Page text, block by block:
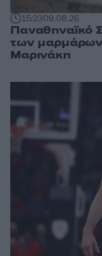
15:2309.08.26
Παναθηναϊκό
των μαρμάρων
Μαρινάκη